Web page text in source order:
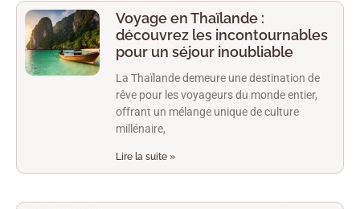
Voyage en Thaïlande :
découvrez les incontournables
pour un séjour inoubliable
La Thaïlande demeure une destination de
rêve pour les voyageurs du monde entier,
offrant un mélange unique de culture
millénaire,
Lire la suite »